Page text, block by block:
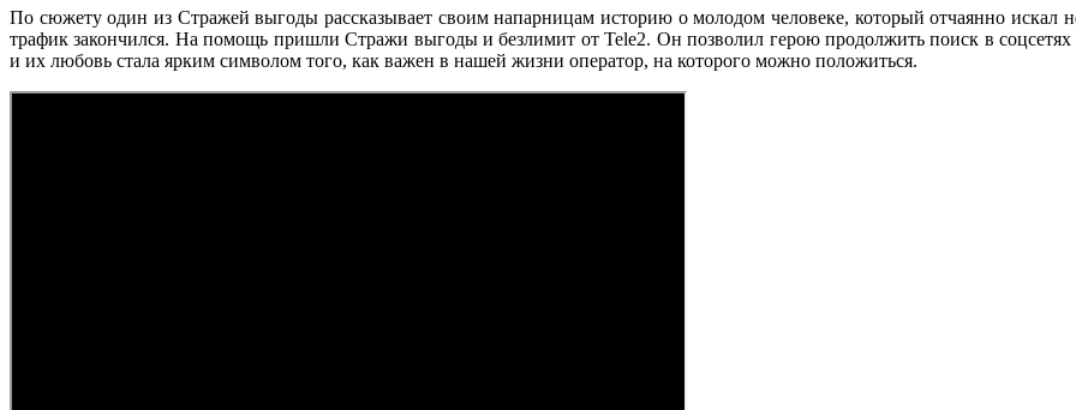
По сюжету один из Стражей выгоды рассказывает своим напарницам историю о молодом человеке, который отчаянно искал
трафик закончился. На помощь пришли Стражи выгоды и безлимит от Tele2. Он позволил герою продолжить поиск в
и их любовь стала ярким символом того, как важен в нашей жизни оператор, на которого можно положиться.